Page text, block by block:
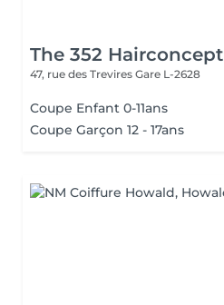
The 352 Hairconcept
47, rue des Trevires Gare L-2628
Coupe Enfant 0-11ans
Coupe Garçon 12 - 17ans